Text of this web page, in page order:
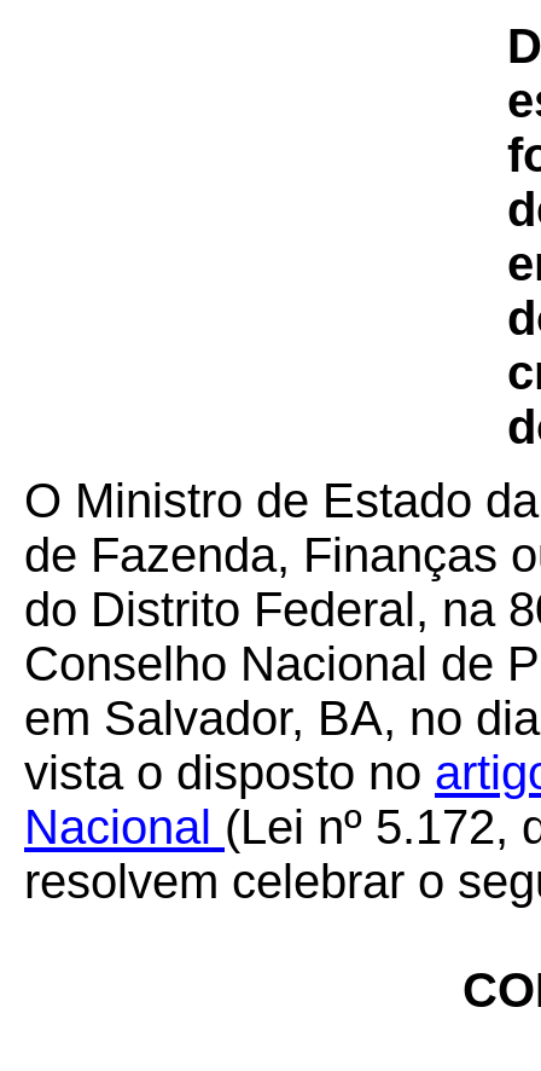
O Ministro de Estado
de Fazenda, Finanças
do Distrito Federal, na
Conselho Nacional de
em Salvador, BA, no
vista o disposto no
Nacional (Lei nº 5.172,
resolvem celebrar o